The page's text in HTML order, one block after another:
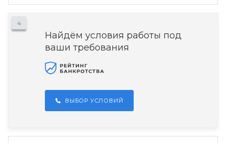
4
Найдём условия работы под
ваши требования
ВЫБОР УСЛОВИЙ